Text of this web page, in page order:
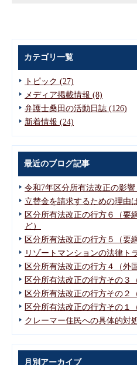
カテゴリ一覧
トピック (27)
メディア掲載情報 (8)
弁護士桑田の活動日誌 (126)
新着情報 (24)
最近のブログ記事
令和7年区分所有法改正の影響
立替金を請求するための理由
区分所有法改正の行方６（要
ど）
区分所有法改正の行方５（要
リゾートマンションの法律ト
区分所有法改正の行方４（外
区分所有法改正の行方その３
区分所有法改正の行方その２
区分所有法改正の行方その１
クレーマー住民への具体的対
月別アーカイブ